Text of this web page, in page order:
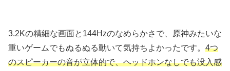
3.2Kの精細な画面と144Hzのなめらかさで、原神みたいな
重いゲームでもぬるぬる動いて気持ちよかったです。 4つ
のスピーカーの音が立体的で、ヘッドホンなしでも没入感